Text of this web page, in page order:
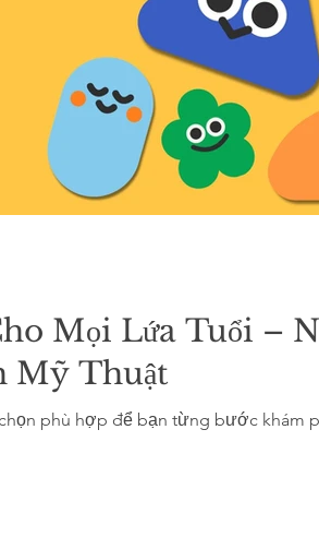
Mọi Lứa Tuổi –
Mỹ Thuật
phù hợp để bạn từng bước khám